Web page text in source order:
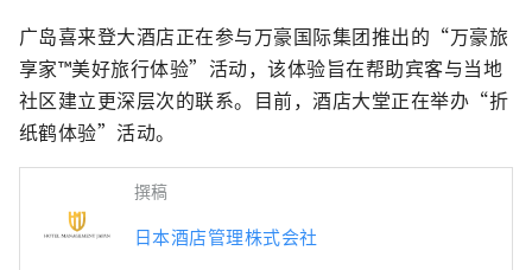
广岛喜来登大酒店正在参与万豪国际集团推出的“万豪旅
享家™美好旅行体验”活动，该体验旨在帮助宾客与当地
社区建立更深层次的联系。目前，酒店大堂正在举办“折
纸鹤体验”活动。
撰稿
日本酒店管理株式会社